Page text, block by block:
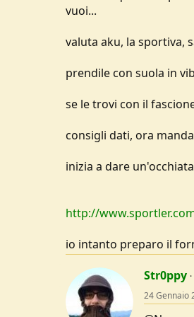
vuoi...
valuta aku, la sportiva,
prendile con suola in
se le trovi con il
consigli dati, ora
inizia a dare
http://
io intanto preparo il
Str0ppy
24 Gennaio